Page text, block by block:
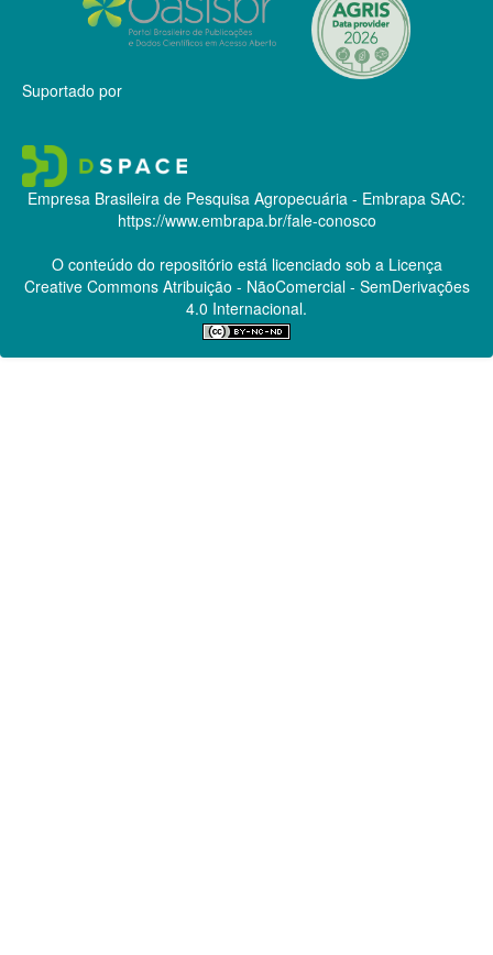
Suportado por
Empresa Brasileira de Pesquisa Agropecuária - Embrapa SAC:
https://www.embrapa.br/fale-conosco
O conteúdo do repositório está licenciado sob a Licença
Creative CommonsAtribuição - NãoComercial - SemDerivações
4.0 Internacional.